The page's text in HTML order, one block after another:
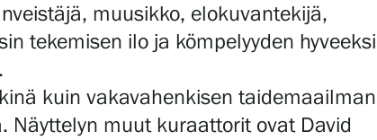
muusikko, elokuvantekijä,
tekemisen ilo ja kömpelyyden hyveeksi
kuin vakavahenkisen taidemaailman
Näyttelyn muut kuraattorit ovat David